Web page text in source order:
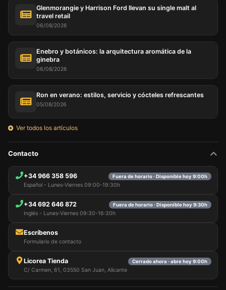
Glenmorangie y Harrison Ford llevan su single malt al
travel retail
06/08/2026
Enebro y botánicos: la arquitectura aromática de la
ginebra
06/08/2026
Ron en verano: estilos, servicio y cócteles refrescantes
05/08/2026
Ver todos los artículos
Contacto
+34 966 358 596 Fuera de horario · Disponible hoy 9:00h
Español - Lunes-Viernes 09:00-19:30h
+34 692 646 872 Fuera de horario · Disponible hoy 9:30h
Inglés - Lunes-Viernes 09:30-16:30h
Escríbenos
Formulario de contacto
Licorea Tienda Cerrado ahora · abre hoy 9:00h
C/ Carmen, 61, 03550 San Juan, Alicante